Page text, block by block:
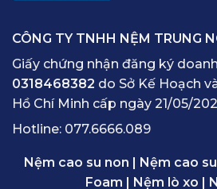
CÔNG TY TNHH NỆM TRUNG
Giấy chứng nhận đăng ký
0318468382 do Sở Kế Hoạch
Hồ Chí Minh cấp ngày 21/05/
Hotline: 077.6666.089
Nệm cao su non | Nệm cao
Foam | Nệm lò xo |